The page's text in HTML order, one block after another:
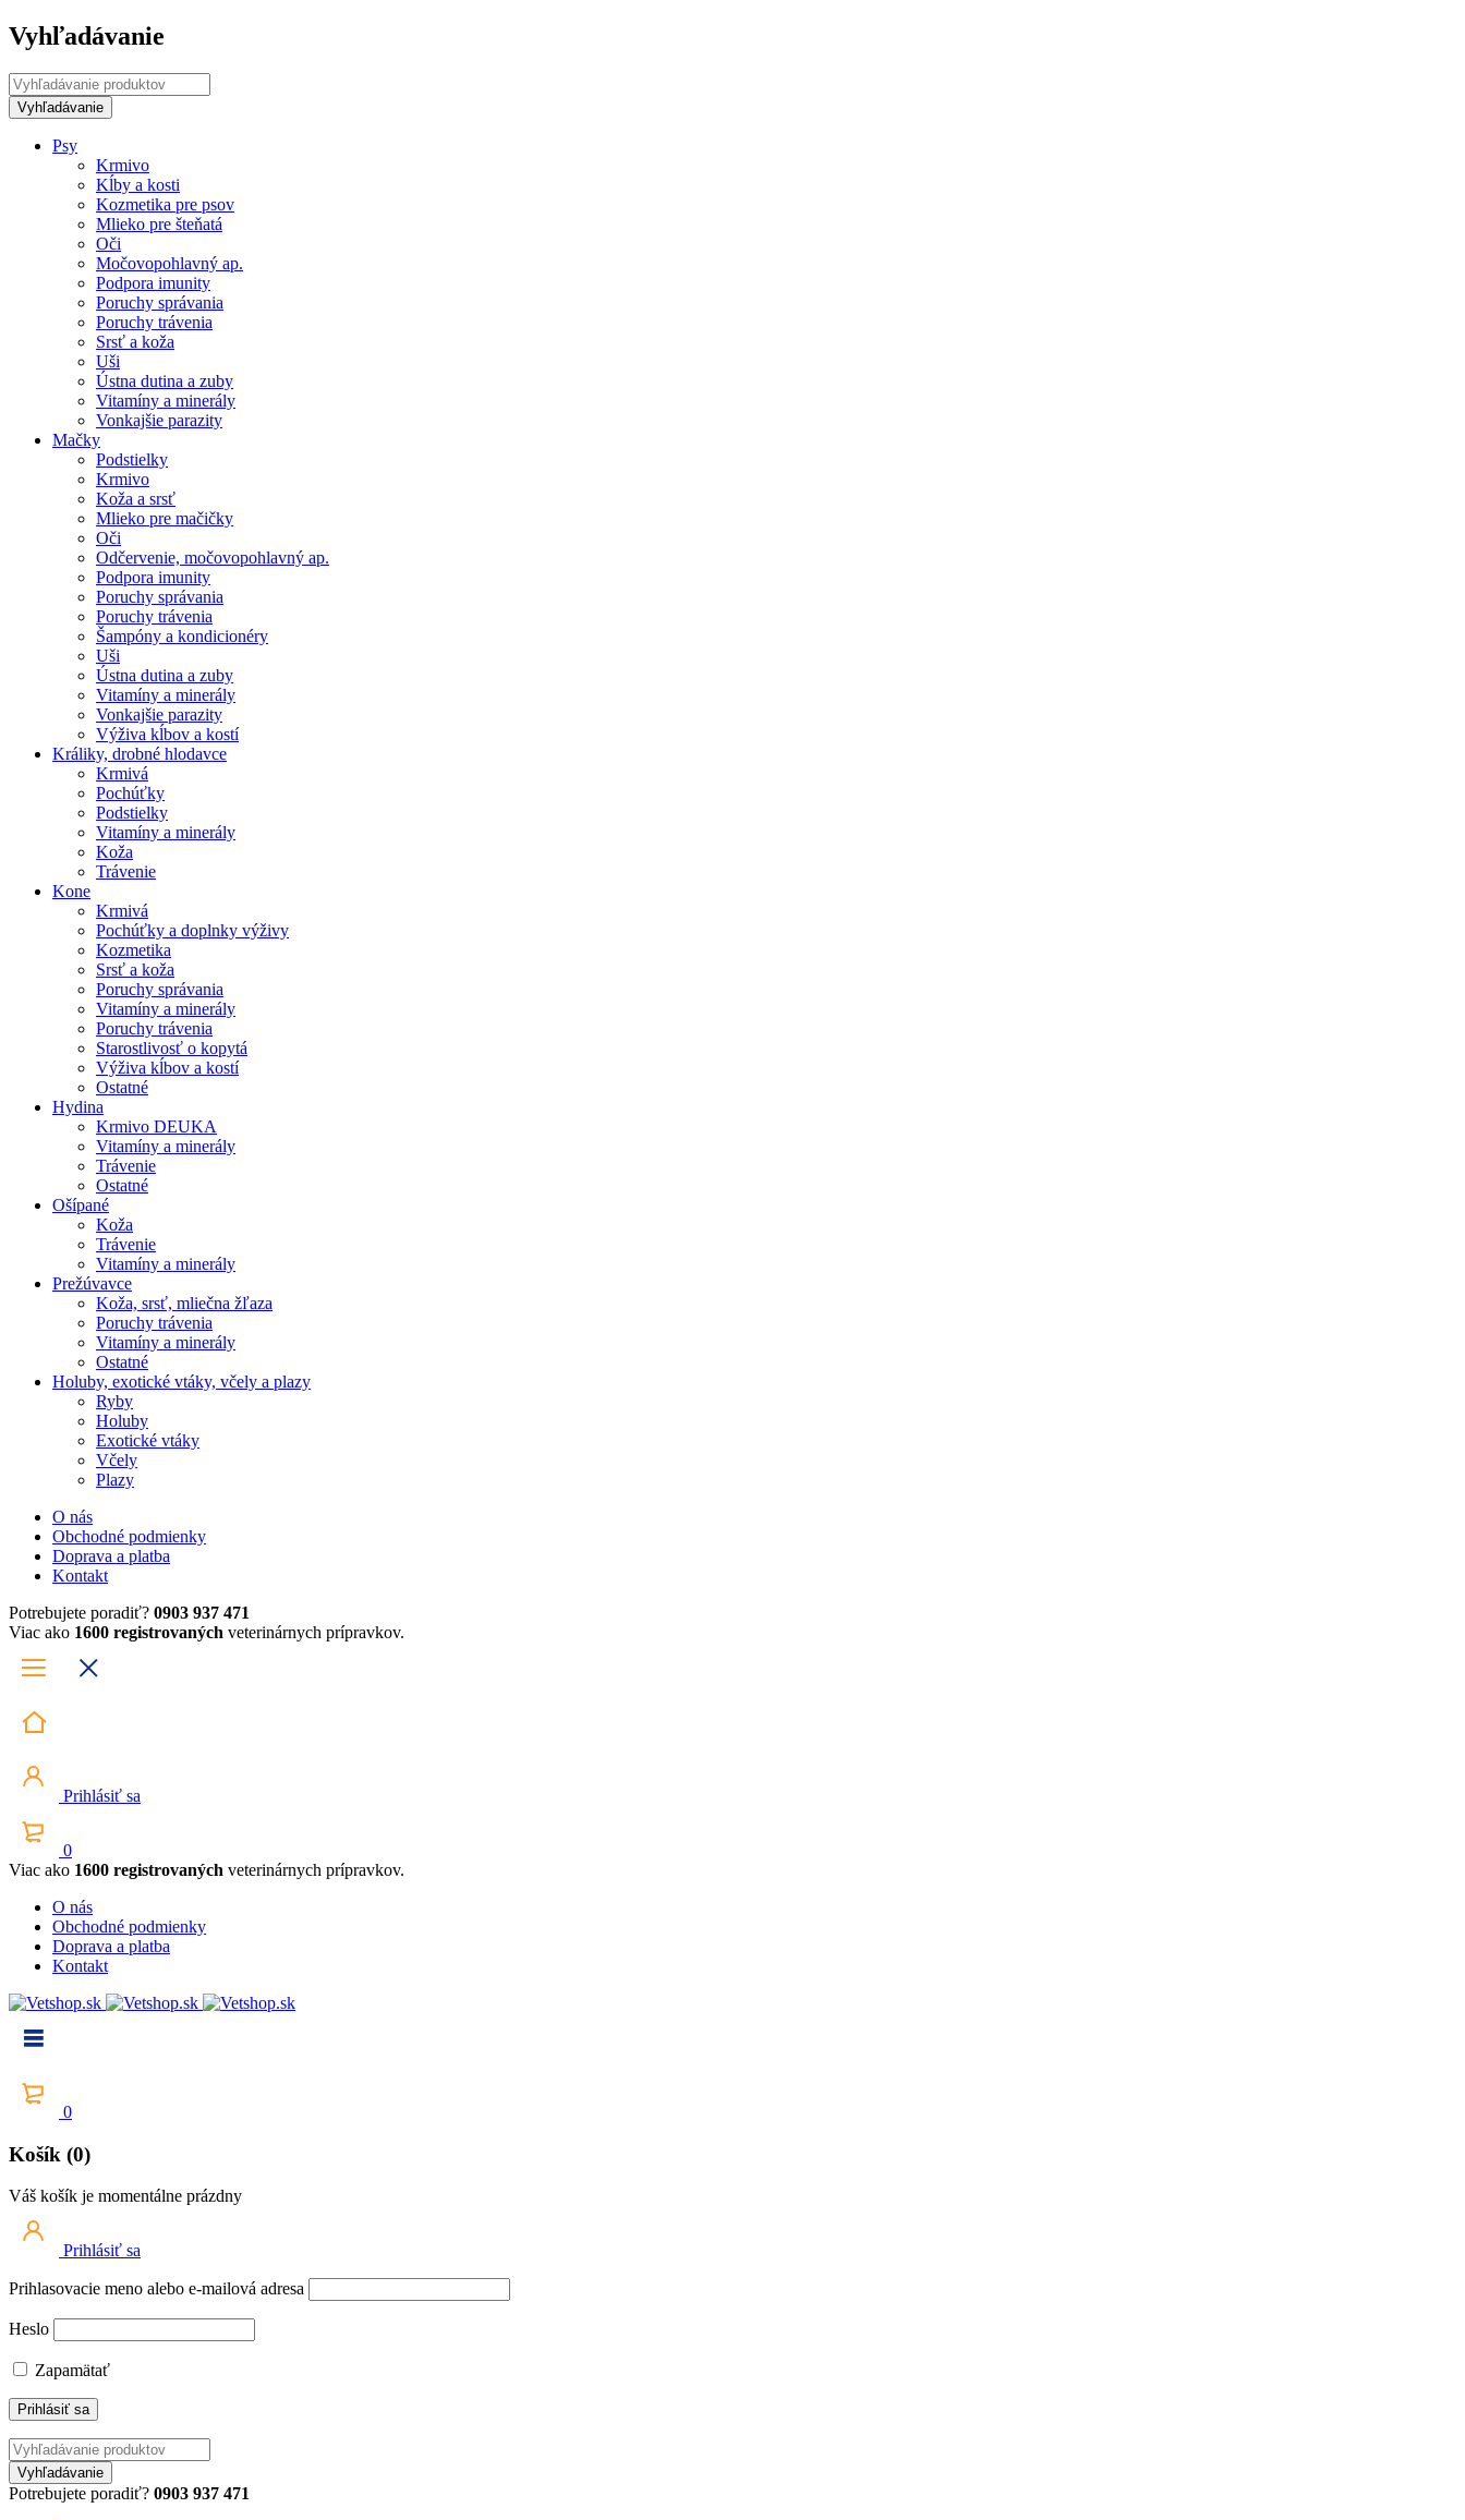
Vyhľadávanie
Psy
Krmivo
Kĺby a kosti
Kozmetika pre psov
Mlieko pre šteňatá
Oči
Močovopohlavný ap.
Podpora imunity
Poruchy správania
Poruchy trávenia
Srsť a koža
Uši
Ústna dutina a zuby
Vitamíny a minerály
Vonkajšie parazity
Mačky
Podstielky
Krmivo
Koža a srsť
Mlieko pre mačičky
Oči
Odčervenie, močovopohlavný ap.
Podpora imunity
Poruchy správania
Poruchy trávenia
Šampóny a kondicionéry
Uši
Ústna dutina a zuby
Vitamíny a minerály
Vonkajšie parazity
Výživa kĺbov a kostí
Králiky, drobné hlodavce
Krmivá
Pochúťky
Podstielky
Vitamíny a minerály
Koža
Trávenie
Kone
Krmivá
Pochúťky a doplnky výživy
Kozmetika
Srsť a koža
Poruchy správania
Vitamíny a minerály
Poruchy trávenia
Starostlivosť o kopytá
Výživa kĺbov a kostí
Ostatné
Hydina
Krmivo DEUKA
Vitamíny a minerály
Trávenie
Ostatné
Ošípané
Koža
Trávenie
Vitamíny a minerály
Prežúvavce
Koža, srsť, mliečna žľaza
Poruchy trávenia
Vitamíny a minerály
Ostatné
Holuby, exotické vtáky, včely a plazy
Ryby
Holuby
Exotické vtáky
Včely
Plazy
O nás
Obchodné podmienky
Doprava a platba
Kontakt
Potrebujete poradiť? 0903 937 471
Viac ako 1600 registrovaných veterinárnych prípravkov.
Prihlásiť sa
0
Viac ako 1600 registrovaných veterinárnych prípravkov.
O nás
Obchodné podmienky
Doprava a platba
Kontakt
0
Košík (0)
Váš košík je momentálne prázdny
Prihlásiť sa
Prihlasovacie meno alebo e-mailová adresa
Heslo
Zapamätať
Potrebujete poradiť? 0903 937 471